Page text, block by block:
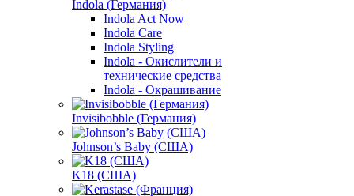
Indola (Германия)
Indola Act Now
Indola Care
Indola Styling
Indola - Окислители и
технические средства
Indola - Окрашивание
Invisibobble (Германия)
Johnson’s Baby (США)
K18 (США)